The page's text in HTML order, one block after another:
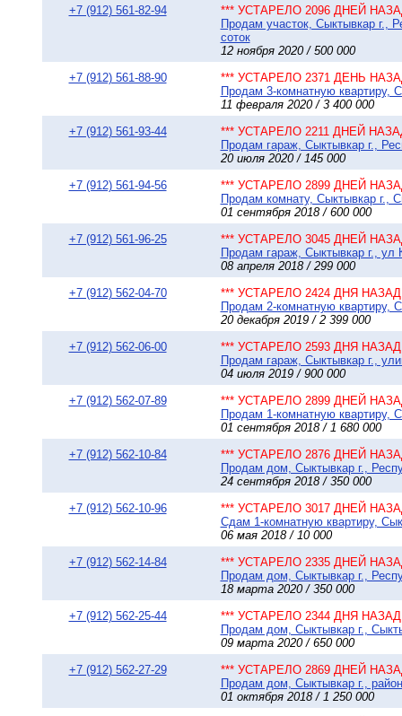
+7 (912) 561-82-94
*** УСТАРЕЛО 2096 ДНЕЙ
Продам участок, Сыктывкар г.,
соток
12 ноября 2020 / 500 000
+7 (912) 561-88-90
*** УСТАРЕЛО 2371 ДЕНЬ
Продам 3-комнатную квартиру,
11 февраля 2020 / 3 400 000
+7 (912) 561-93-44
*** УСТАРЕЛО 2211 ДНЕЙ
Продам гараж, Сыктывкар г.,
20 июля 2020 / 145 000
+7 (912) 561-94-56
*** УСТАРЕЛО 2899 ДНЕЙ
Продам комнату, Сыктывкар г.,
01 сентября 2018 / 600 000
+7 (912) 561-96-25
*** УСТАРЕЛО 3045 ДНЕЙ
Продам гараж, Сыктывкар г., ул
08 апреля 2018 / 299 000
+7 (912) 562-04-70
*** УСТАРЕЛО 2424 ДНЯ НАЗАД
Продам 2-комнатную квартиру,
20 декабря 2019 / 2 399 000
+7 (912) 562-06-00
*** УСТАРЕЛО 2593 ДНЯ НАЗАД
Продам гараж, Сыктывкар г.,
04 июля 2019 / 900 000
+7 (912) 562-07-89
*** УСТАРЕЛО 2899 ДНЕЙ
Продам 1-комнатную квартиру,
01 сентября 2018 / 1 680 000
+7 (912) 562-10-84
*** УСТАРЕЛО 2876 ДНЕЙ
Продам дом, Сыктывкар г.,
24 сентября 2018 / 350 000
+7 (912) 562-10-96
*** УСТАРЕЛО 3017 ДНЕЙ
Сдам 1-комнатную квартиру,
06 мая 2018 / 10 000
+7 (912) 562-14-84
*** УСТАРЕЛО 2335 ДНЕЙ
Продам дом, Сыктывкар г.,
18 марта 2020 / 350 000
+7 (912) 562-25-44
*** УСТАРЕЛО 2344 ДНЯ НАЗАД
Продам дом, Сыктывкар г.,
09 марта 2020 / 650 000
+7 (912) 562-27-29
*** УСТАРЕЛО 2869 ДНЕЙ
Продам дом, Сыктывкар г.,
01 октября 2018 / 1 250 000